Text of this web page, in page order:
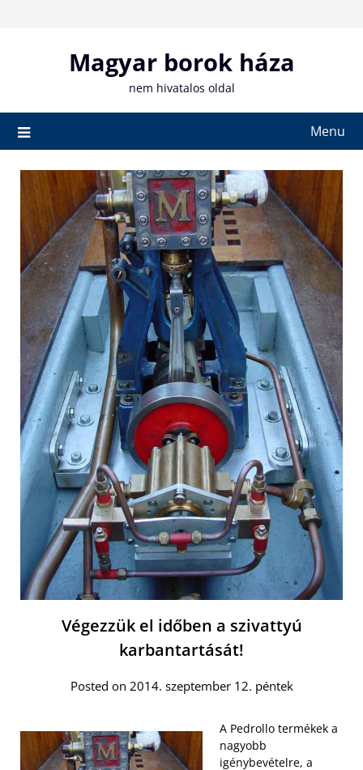
Magyar borok háza
nem hivatalos oldal
Menu
Végezzük el időben a szivattyú
karbantartását!
Posted on 2014. szeptember 12. péntek
A Pedrollo termékek a
nagyobb
igénybevételre, a